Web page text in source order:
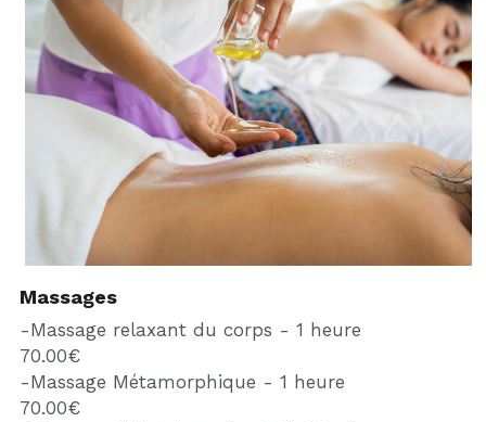
Massages
-Massage relaxant du corps - 1 heure
70.00€
-Massage Métamorphique - 1 heure
70.00€